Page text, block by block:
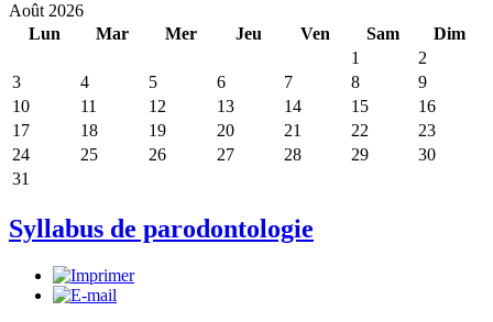
Août 2026
Lun
Mar Mer Jeu Ven Sam
Dim
1
2
3
4 5 6 7 8
9
10
11 12 13 14 15
16
17
18 19 20 21 22
23
24
25 26 27 28 29
30
31
Syllabus de parodontologie